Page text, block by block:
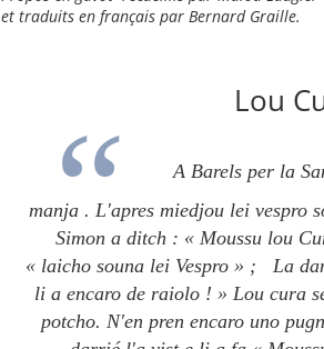
et traduits en français par Bernard Graille.
Lou
A Barels per la
manja . L'apres miedjou lei vespro
Simon a ditch : « Moussu lou
« laicho souna lei Vespro » ;
La
li a encaro de raiolo ! » Lou cura
potcho. N'en pren encaro uno